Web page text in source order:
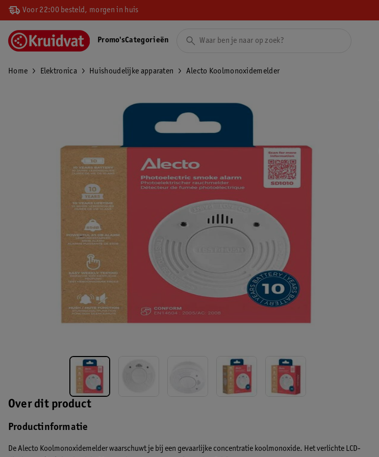
Voor 22:00 besteld, morgen in huis
Promo'sCategorieën
Home Elektronica Huishoudelijke apparaten Alecto Koolmonoxidemelder
Over dit product
Productinformatie
De Alecto Koolmonoxidemelder waarschuwt je bij een gevaarlijke concentratie koolmonoxide. Het verlichte LCD-